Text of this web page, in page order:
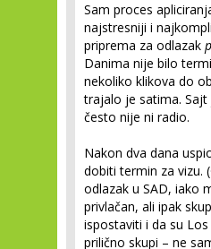
Sam proces
najstresniji i
priprema za odlazak
Danima nije bilo
nekoliko klikova do
trajalo je satima.
često nije ni radio.
Nakon dva dana
dobiti termin za vizu.
odlazak u SAD, iako
privlačan, ali ipak
ispostaviti i da su
prilično skupi – ne